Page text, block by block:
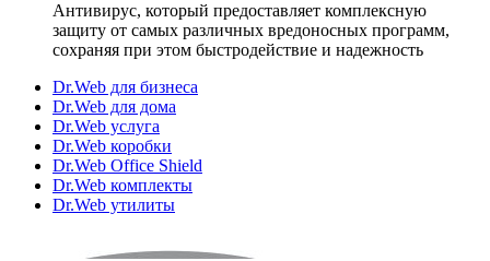
Антивирус, который предоставляет комплексную
защиту от самых различных вредоносных программ,
сохраняя при этом быстродействие и надежность
Dr.Web для бизнеса
Dr.Web для дома
Dr.Web услуга
Dr.Web коробки
Dr.Web Office Shield
Dr.Web комплекты
Dr.Web утилиты